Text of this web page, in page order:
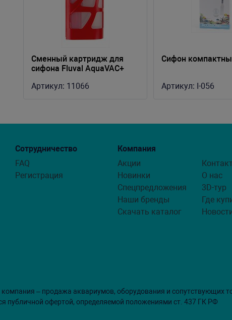
Сменный картридж для
сифона Fluval AquaVAC+
Артикул: 11066
Сифон
Артикул: I-056
Сотрудничество
FAQ
Регистрация
Компания
Акции
Новинки
Спецпредложения
Наши бренды
Скачать каталог
О нас
3D-тур
Где
– продажа аквариумов, оборудования и сопутствующих
публичной офертой, определяемой положениями ст. 437 ГК РФ